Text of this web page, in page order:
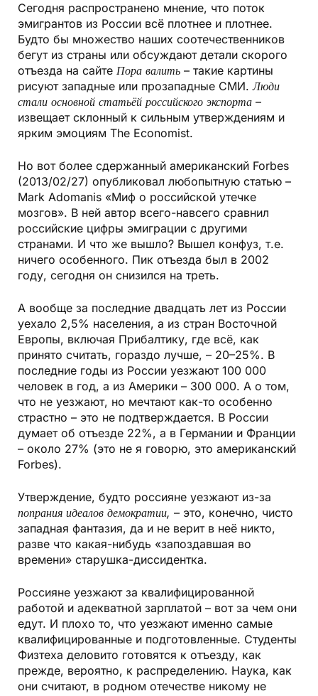
Сегодня распространено мнение, что поток
эмигрантов из России всё плотнее и плотнее.
Будто бы множество наших соотечественников
бегут из страны или обсуждают детали скорого
отъезда на сайте Пора валить – такие картины
рисуют западные или прозападные СМИ.Люди
стали основной статьёй российского экспорта –
извещает склонный к сильным утверждениям и
ярким эмоциям The Economist.
Но вот более сдержанный американский Forbes
(2013/02/27) опубликовал любопытную статью –
Mark Adomanis «Миф о российской утечке
мозгов». В ней автор всего-навсего сравнил
российские цифры эмиграции с другими
странами. И что же вышло? Вышел конфуз, т.е.
ничего особенного. Пик отъезда был в 2002
году, сегодня он снизился на треть.
А вообще за последние двадцать лет из России
уехало 2,5% населения, а из стран Восточной
Европы, включая Прибалтику, где всё, как
принято считать, гораздо лучше, – 20–25%. В
последние годы из России уезжают 100 000
человек в год, а из Америки – 300 000. А о том,
что не уезжают, но мечтают как-то особенно
страстно – это не подтверждается. В России
думает об отъезде 22%, а в Германии и Франции
– около 27% (это не я говорю, это американский
Forbes).
Утверждение, будто россияне уезжают из-за
попрания идеалов демократии, – это, конечно, чисто
западная фантазия, да и не верит в неё никто,
разве что какая-нибудь «запоздавшая во
времени» старушка-диссидентка.
Россияне уезжают за квалифицированной
работой и адекватной зарплатой – вот за чем они
едут. И плохо то, что уезжают именно самые
квалифицированные и подготовленные. Студенты
Физтеха деловито готовятся к отъезду, как
прежде, вероятно, к распределению. Наука, как
они считают, в родном отечестве никому не